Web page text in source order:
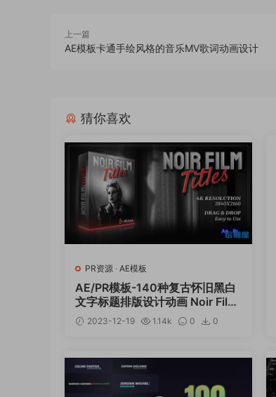
上一篇
AE模板卡通手绘风格的音乐MV歌词动画设计
猜你喜欢
PR资源 · AE模板
AE/PR模板-140种复古怀旧黑白
文字标题排版设计动画 Noir Film
Titles
2023-12-19 1.14k 0
0